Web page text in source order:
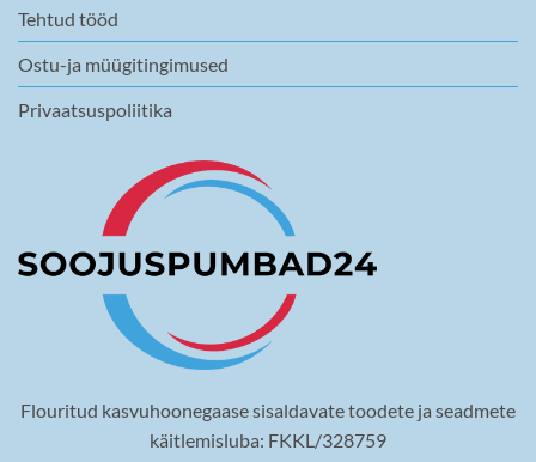
Tehtud tööd
Ostu-ja müügitingimused
Privaatsuspoliitika
Flouritud kasvuhoonegaase sisaldavate toodete ja seadmete
käitlemisluba: FKKL/328759